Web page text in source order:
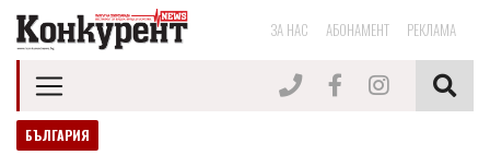
ЗА НАС АБОНАМЕНТ РЕКЛАМА
БЪЛГАРИЯ